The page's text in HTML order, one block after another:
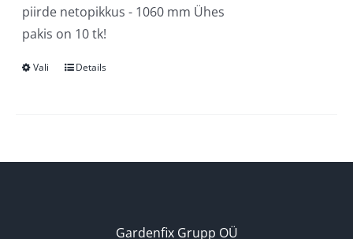
piirde netopikkus - 1060 mm Ühes
pakis on 10 tk!
Vali
Sellel
varianti.
Details
Gardenfix Grupp OÜ